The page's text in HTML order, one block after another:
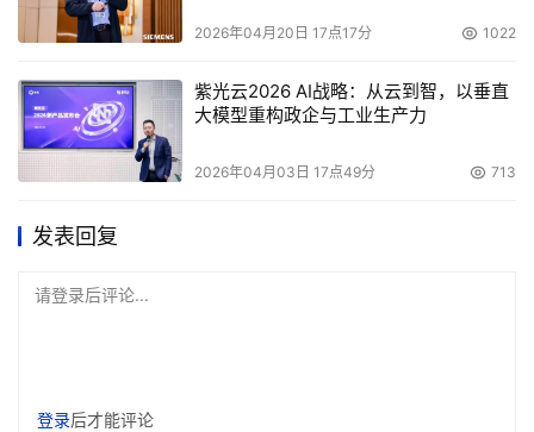
2026年04月20日 17点17分 1022
紫光云2026 AI战略：从云到智，以垂直
大模型重构政企与工业生产力
2026年04月03日 17点49分 713
发表回复
请登录后评论...
登录后才能评论